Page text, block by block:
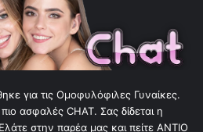
για τις Ομοφυλόφιλες Γυναίκες.
ασφαλές CHAT. Σας δίδεται η
στην παρέα μας και πείτε ΑΝΤΙΟ